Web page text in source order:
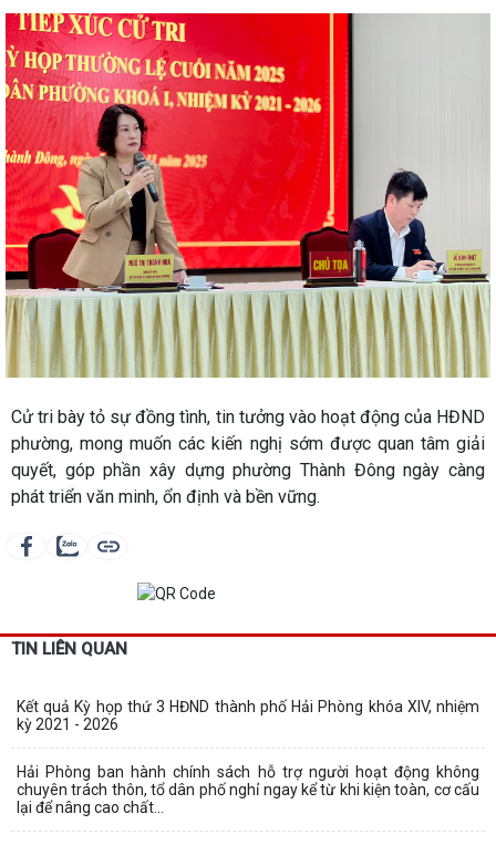
Cử tri bày tỏ sự đồng tình, tin tưởng vào hoạt động của HĐND
phường, mong muốn các kiến nghị sớm được quan tâm giải
quyết, góp phần xây dựng phường Thành Đông ngày càng
phát triển văn minh, ổn định và bền vững.
TIN LIÊN QUAN
Kết quả Kỳ họp thứ 3 HĐND thành phố Hải Phòng khóa XIV, nhiệm
kỳ 2021 - 2026
Hải Phòng ban hành chính sách hỗ trợ người hoạt động không
chuyên trách thôn, tổ dân phố nghỉ ngay kể từ khi kiện toàn, cơ cấu
lại để nâng cao chất...